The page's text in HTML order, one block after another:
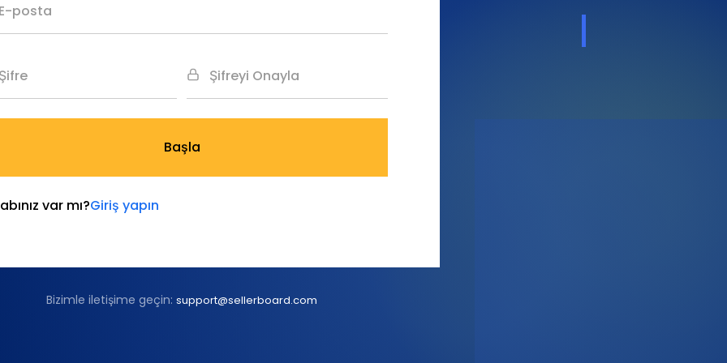
Başla
var mı?Giriş yapın
Bizimle iletişime geçin: support@sellerboard.com